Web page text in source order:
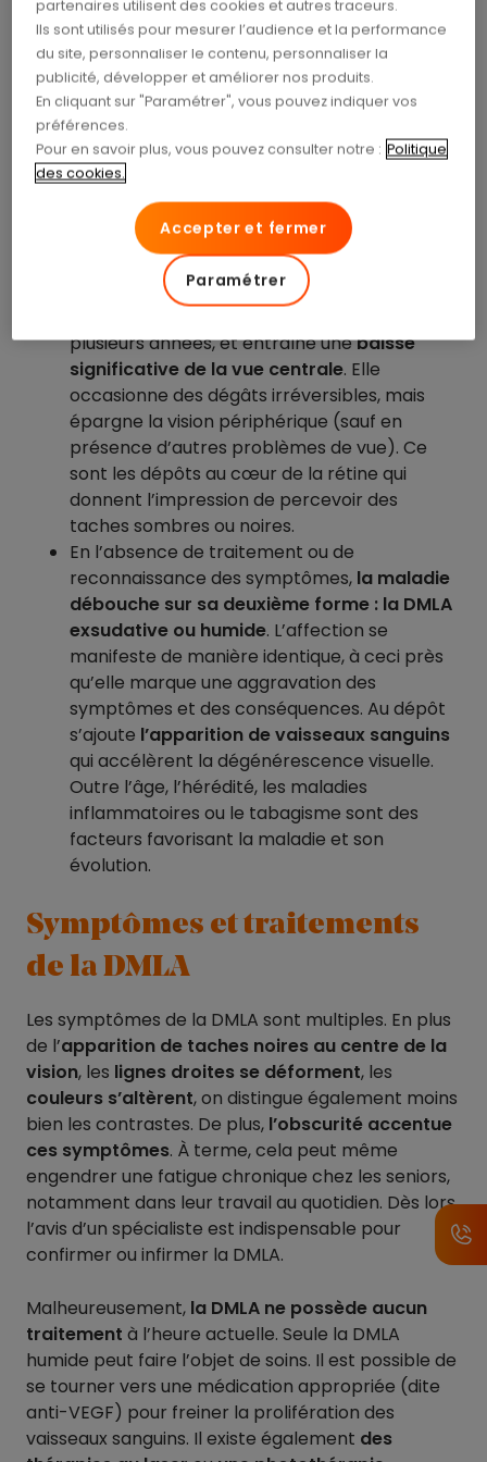
La dégénérescence
maculaire liée à l’âge, c’est
quoi ?
On distingue
la première est la DMLA atrophique ou
. Il s’agit de la plus courante. Elle se
caractérise par l’atrophie du centre de la
plusieurs années, et entraîne unebaisse
significative de la vue centrale. Elle
occasionne des dégâts irréversibles, mais
épargne la vision périphérique (sauf en
présence d’autres problèmes de vue). Ce
sont les dépôts au cœur de la rétine qui
donnent l’impression de percevoir des
taches sombres ou noires.
En l’absence de traitement ou de
reconnaissance des symptômes, la maladie
débouche sur sa deuxième forme : la DMLA
exsudative ou humide. L’affection se
manifeste de manière identique, à ceci près
qu’elle marque une aggravation des
symptômes et des conséquences. Au dépôt
s’ajoute l’apparition de vaisseaux sanguins
qui accélèrent la dégénérescence visuelle.
Outre l’âge, l’hérédité, les maladies
inflammatoires ou le tabagisme sont des
facteurs favorisant la maladie et son
évolution.
Symptômes et traitements
de la DMLA
Les symptômes de la DMLA sont multiples. En plus
de l’apparition de taches noires au centre de la
vision, les lignes droites se déforment, les
couleurs s’altèrent, on distingue également moins
bien les contrastes. De plus, l’obscurité accentue
ces symptômes. À terme, cela peut même
engendrer une fatigue chronique chez les seniors,
notamment dans leur travail au quotidien. Dès lors,
l’avis d’un spécialiste est indispensable pour
confirmer ou infirmer la DMLA.
Malheureusement, la DMLA ne possède aucun
traitement à l’heure actuelle. Seule la DMLA
humide peut faire l’objet de soins. Il est possible de
se tourner vers une médication appropriée (dite
anti-VEGF) pour freiner la prolifération des
vaisseaux sanguins. Il existe également des
partenaires utilisent des cookies et autres traceurs.
Ils sont utilisés pour mesurer l’audience et la performance
du site, personnaliser le contenu, personnaliser la
publicité, développer et améliorer nos produits.
En cliquant sur "Paramétrer", vous pouvez indiquer vos
préférences.
Pour en savoir plus, vous pouvez consulter notre : Politique
des cookies.
Accepter et fermer
Paramétrer